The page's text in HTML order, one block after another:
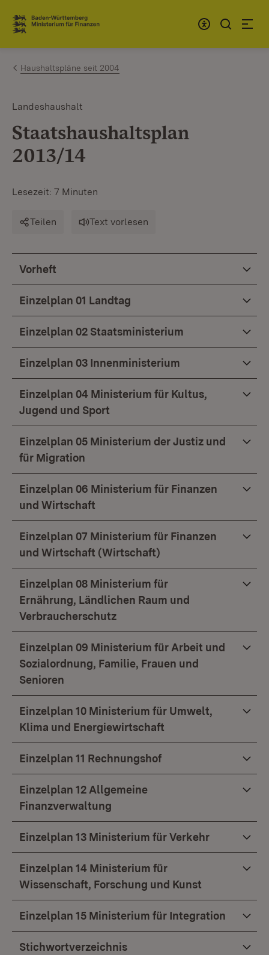
Zum Inhalt springen
Link zur Startseite
Haushaltspläne seit 2004
Landeshaushalt
Staatshaushaltsplan
2013/14
Lesezeit: 7 Minuten
Teilen Text vorlesen
Vorheft
Einzelplan 01 Landtag
Einzelplan 02 Staatsministerium
Einzelplan 03 Innenministerium
Einzelplan 04 Ministerium für Kultus,
Jugend und Sport
Einzelplan 05 Ministerium der Justiz und
für Migration
Einzelplan 06 Ministerium für Finanzen
und Wirtschaft
Einzelplan 07 Ministerium für Finanzen
und Wirtschaft (Wirtschaft)
Einzelplan 08 Ministerium für
Ernährung, Ländlichen Raum und
Verbraucherschutz
Einzelplan 09 Ministerium für Arbeit und
Sozialordnung, Familie, Frauen und
Senioren
Einzelplan 10 Ministerium für Umwelt,
Klima und Energiewirtschaft
Einzelplan 11 Rechnungshof
Einzelplan 12 Allgemeine
Finanzverwaltung
Einzelplan 13 Ministerium für Verkehr
Einzelplan 14 Ministerium für
Wissenschaft, Forschung und Kunst
Einzelplan 15 Ministerium für Integration
Stichwortverzeichnis